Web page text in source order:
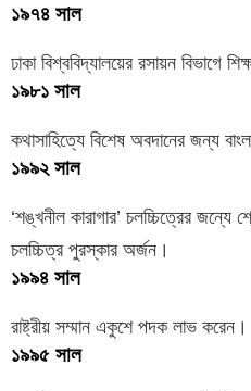
১৯৭৪ সাল
ঢাকা বিশ্ববিদ্যালয়ের রসায়ন বিভাগে
১৯৮১ সাল
কথাসাহিত্যে বিশেষ অবদানের জন্য
১৯৯২ সাল
‘শঙ্খনীল কারাগার’ চলচ্চিত্রের জন্যে
চলচ্চিত্র পুরস্কার অর্জন।
১৯৯৪ সাল
রাষ্ট্রীয় সম্মান একুশে পদক লাভ করেন।
১৯৯৫ সাল